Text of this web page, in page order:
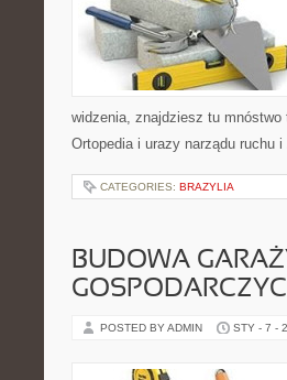
widzenia, znajdziesz tu
Ortopedia i urazy narządu ruchu
CATEGORIES: BRAZYLIA
BUDOWA
POSTED BY ADMIN STY - 7 -